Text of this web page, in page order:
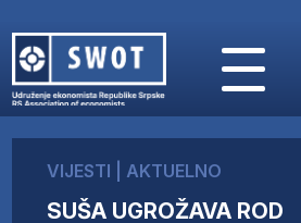
O NAMA
AKTUELNO
VIJESTI AKTUELNO
SUŠA UGROŽAVA ROD